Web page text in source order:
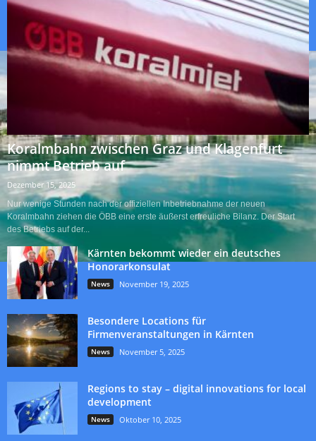
Koralmbahn zwischen Graz und Klagenfurt
nimmt Betrieb auf
Dezember 15, 2025
Nur wenige Stunden nach der offiziellen Inbetriebnahme der neuen
Koralmbahn ziehen die ÖBB eine erste äußerst erfreuliche Bilanz. Der Start
des Betriebs auf der...
Kärnten bekommt wieder ein deutsches
Honorarkonsulat
News November 19, 2025
Besondere Locations für
Firmenveranstaltungen in Kärnten
News November 5, 2025
Regions to stay – digital innovations for local
development
News Oktober 10, 2025